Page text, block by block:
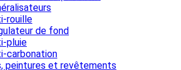
rouille
de fond
pluie
carbonation
peintures et revêtements